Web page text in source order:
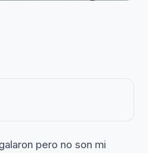
pero no son mi